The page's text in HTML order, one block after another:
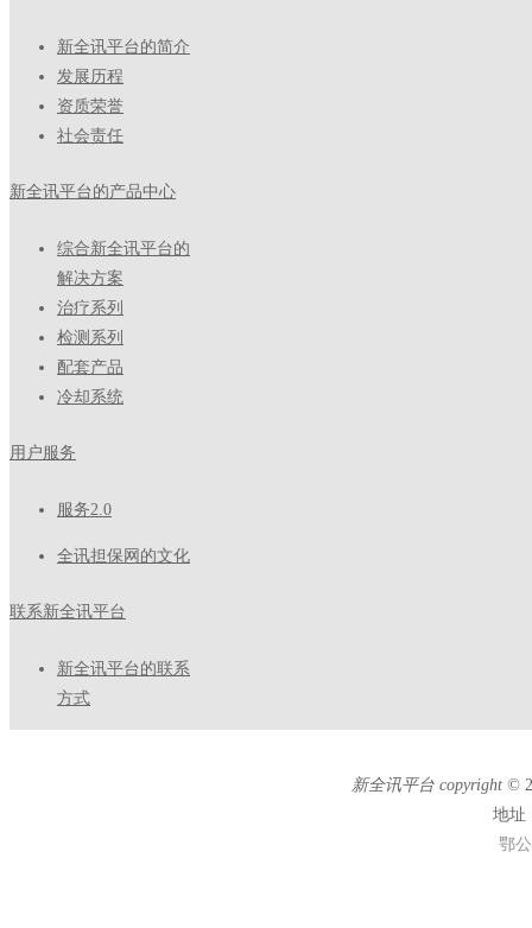
新全讯平台的简介
发展历程
资质荣誉
社会责任
新全讯平台的产品中心
综合新全讯平台的
解决方案
治疗系列
检测系列
配套产品
冷却系统
用户服务
服务2.0
全讯担保网的文化
联系新全讯平台
新全讯平台的联系
方式
新全讯平台 copyright ©
地址
鄂